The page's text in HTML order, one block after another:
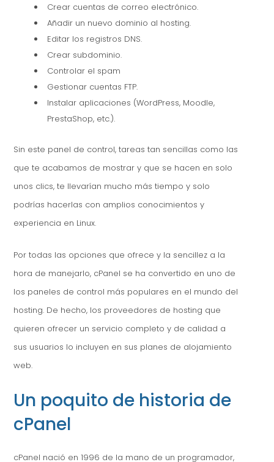
Crear cuentas de correo electrónico.
Añadir un nuevo dominio al hosting.
Editar los registros DNS.
Crear subdominio.
Controlar el spam
Gestionar cuentas FTP.
Instalar aplicaciones (WordPress, Moodle,
PrestaShop, etc.).
Sin este panel de control, tareas tan sencillas como las
que te acabamos de mostrar y que se hacen en solo
unos clics, te llevarían mucho más tiempo y solo
podrías hacerlas con amplios conocimientos y
experiencia en Linux.
Por todas las opciones que ofrece y la sencillez a la
hora de manejarlo, cPanel se ha convertido en uno de
los paneles de control más populares en el mundo del
hosting. De hecho, los proveedores de hosting que
quieren ofrecer un servicio completo y de calidad a
sus usuarios lo incluyen en sus planes de alojamiento
web.
Un poquito de historia de
cPanel
cPanel nació en 1996 de la mano de un programador,